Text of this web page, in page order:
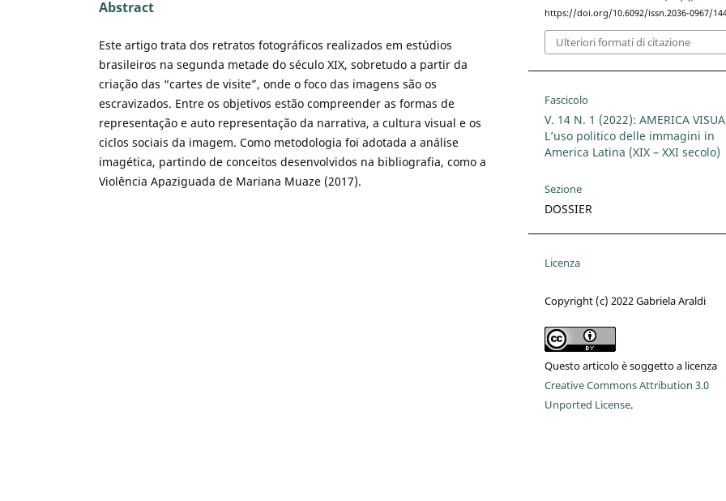
Abstract
Este artigo trata dos retratos fotográficos realizados em estúdios
brasileiros na segunda metade do século XIX, sobretudo a partir da
criação das “cartes de visite”, onde o foco das imagens são os
escravizados. Entre os objetivos estão compreender as formas de
representação e auto representação da narrativa, a cultura visual e os
ciclos sociais da imagem. Como metodologia foi adotada a análise
imagética, partindo de conceitos desenvolvidos na bibliografia, como a
Violência Apaziguada de Mariana Muaze (2017).
https://doi.org/10.6092/issn.2036-0967/
Ulteriori formati di citazione
Fascicolo
V. 14 N. 1 (2022): AMERICA
L’uso politico delle immagini in
America Latina (XIX – XXI secolo)
Sezione
DOSSIER
Licenza
Copyright (c) 2022 Gabriela Araldi
Questo articolo è soggetto a licenza
Creative Commons Attribution 3.0
Unported License.